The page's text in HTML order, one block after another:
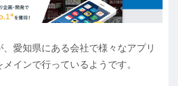
愛知県にある会社で様々なアプリ
インで行っているようです。